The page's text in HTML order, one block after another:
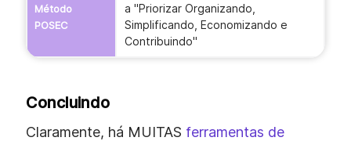
Método
POSEC
a "Priorizar Organizando,
Simplificando, Economizando e
Contribuindo"
Concluindo
Claramente, há MUITAS ferramentas de